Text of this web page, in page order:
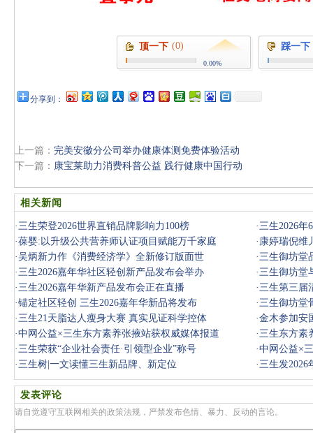
顶一下 (0)
0.00%
踩一下
分享到：
上一篇： 完美安徽分公司举办健康体测免费体验活动
下一篇： 康宝莱助力消费科普公益 践行健康中国行动
相关新闻
·三生荣登2026世界直销品牌影响力100榜 ·三生2026年
·葆婴:以升级公共营养师认证项目赋能万千家庭 · 康婷瑞倪维
·吴炳新力作《消费经济学》全新修订版面世 ·三生御坊堂
·三生2026嘉年华社区轻创新产品发布会举办 ·三生御坊堂
满落幕
·三生2026嘉年华新产品发布会正在直播 ·三生第三届
·锚定社区轻创 三生2026嘉年华新品将发布 ·三生御坊堂
·三生21天脂达人瘦身大赛 真实见证科学控体 ·金木参加安
·中网公益×三生东方素养张掖站获权威媒体报道 ·三生东方素
·三生荣获“企业社会责任·引领型企业”称号 ·中网公益×
·三生树|一文读懂三生新品牌、新定位 ·三生发2026
发表评论
请自觉遵守互联网相关的政策法规，严禁发布色情、暴力、反动的言论。